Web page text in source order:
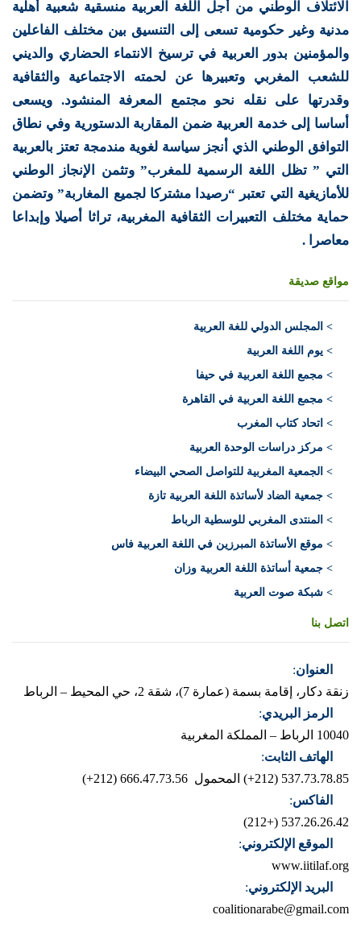
الائتلاف الوطني من أجل اللغة العربية منسقية شعبية أهلية
مدنية وغير حكومية تسعى إلى التنسيق بين مختلف الفاعلين
والمؤمنين بدور العربية في ترسيخ الانتماء الحضاري والديني
للشعب المغربي وتعبيرها عن لحمته الاجتماعية والثقافية
وقدرتها على نقله نحو مجتمع المعرفة المنشود. ويسعى
أساسا إلى خدمة العربية ضمن المقاربة الدستورية وفي نطاق
التوافق الوطني الذي أنجز سياسة لغوية مندمجة تعتز بالعربية
التي ” تظل اللغة الرسمية للمغرب” وتثمن الإنجاز الوطني
للأمازيغية التي تعتبر “رصيدا مشتركا لجميع المغاربة” وتضمن
حماية مختلف التعبيرات الثقافية المغربية، تراثا أصيلا وإبداعا
معاصرا .
مواقع صديقة
> المجلس الدولي للغة العربية
> يوم اللغة العربية
> مجمع اللغة العربية في حيفا
> مجمع اللغة العربية في القاهرة
> اتحاد كتاب المغرب
> مركز دراسات الوحدة العربية
> الجمعية المغربية للتواصل الصحي البيضاء
> جمعية الضاد لأساتذة اللغة العربية تازة
> المنتدى المغربي للوسطية الرباط
> موقع الأساتذة المبرزين في اللغة العربية فاس
> جمعية أساتذة اللغة العربية وزان
> شبكة صوت العربية
اتصل بنا
العنوان:
زنقة دكار، إقامة بسمة (عمارة 7)، شقة 2، حي المحيط – الرباط
الرمز البريدي:
10040 الرباط – المملكة المغربية
الهاتف الثابت:
537.73.78.85 (212+)
المحمول 666.47.73.56 (212+)
الفاكس:
537.26.26.42 (+212)
الموقع الإلكتروني:
www.iitilaf.org
البريد الإلكتروني:
coalitionarabe@gmail.com